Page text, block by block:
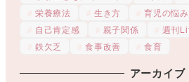
栄養療法
生き方 育児の悩み
自己肯定感
親子関係
週刊
鉄欠乏
食事改善 食育
アーカイブ